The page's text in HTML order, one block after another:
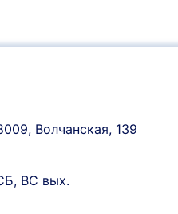
Волчанская, 139
ВС вых.